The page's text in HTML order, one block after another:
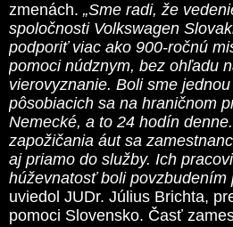
zmenách. „Sme radi, že
spoločnosti Volkswagen
podporiť viac ako 900-ročnú
pomoci núdznym, bez ohľadu
vierovyznanie. Boli sme
pôsobiacich sa na hraničnom
Nemecké, a to 24 hodín
zapožičania áut sa
aj priamo do služby. Ich
húževnatosť boli povzbudením
uviedol JUDr. Július Brichta,
pomoci Slovensko. Časť